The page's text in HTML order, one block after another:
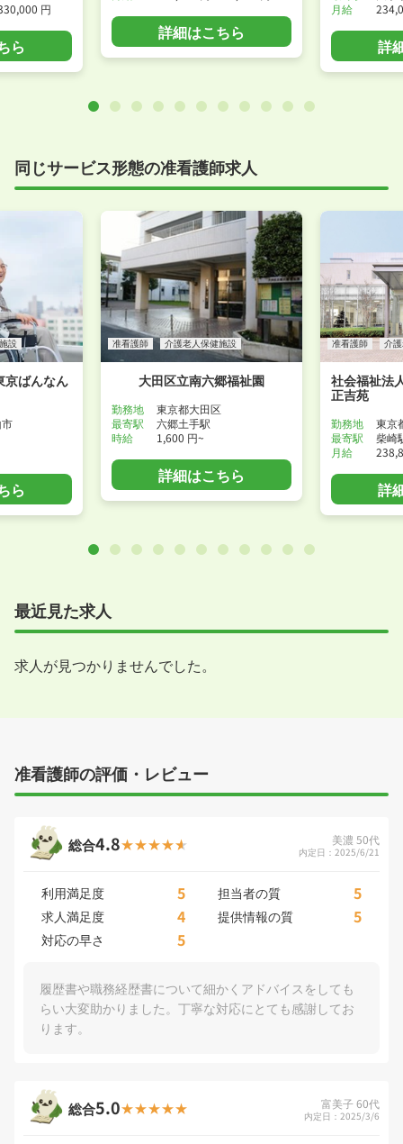
円
ら
詳細はこちら
月給
詳
同じサービス形態の准看護師求人
設
京ばんなん
ら
准看護師 介護老人保健施設
大田区立南六郷福祉園
勤務地
東京都大田区
最寄駅
六郷土手駅
時給
1,600 円~
詳細はこちら
准看護師 介
社会福祉法
正吉苑
勤務地
東京
最寄駅
柴崎
月給
詳
最近見た求人
求人が見つかりませんでした。
准看護師の評価・レビュー
総合4.8 美濃 50代
内定日：2025/6/21
利用満足度 5 担当者の質 5
求人満足度 4 提供情報の質 5
対応の早さ 5
履歴書や職務経歴書について細かくアドバイスをしても
らい大変助かりました。丁寧な対応にとても感謝してお
ります。
総合5.0 富美子 60代
内定日：2025/3/6